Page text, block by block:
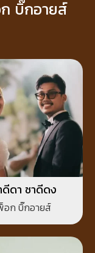
บิ๊กอายส์
ดีดา ชาดีดง
อก บิ๊กอายส์